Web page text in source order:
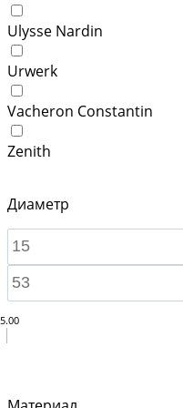
Ulysse Nardin
Urwerk
Vacheron Constantin
Zenith
Диаметр